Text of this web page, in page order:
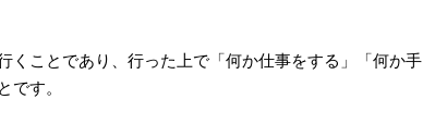
くことであり、行った上で「何か仕事をする」「何か手
です。